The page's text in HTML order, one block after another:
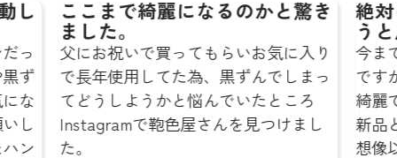
るのかと驚き
もらいお気に入り
、黒ずんでしまっ
んでいたところ
んを見つけまし
絶対に鞄色屋さんにお願
今までも鞄を修理に出した事は
ですが、どこのお店よりも仕上
綺麗でびっくりしました…‼︎
新品と変わらないような仕上が